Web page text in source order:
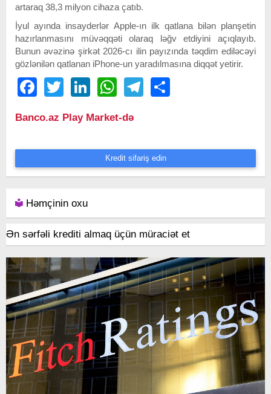
artaraq 38,3 milyon cihaza çatıb.
İyul ayında insayderlər Apple-ın ilk qatlana bilən planşetin
hazırlanmasını müvəqqəti olaraq ləğv etdiyini açıqlayıb.
Bunun əvəzinə şirkət 2026-cı ilin payızında təqdim ediləcəyi
gözlənilən qatlanan iPhone-un yaradılmasına diqqət yetirir.
FacebookTwitter LinkedIn WhatsAppTelegram
Banco.az Play Market-də
Kredit sifariş edin
Həmçinin oxu
Ən sərfəli krediti almaq üçün müraciət et